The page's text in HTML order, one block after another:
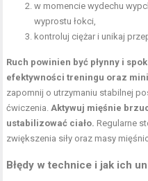
w momencie wydechu
wyprostu łokci,
kontroluj ciężar i unikaj
Ruch powinien być płynny i
efektywności treningu oraz
zapomnij o utrzymaniu stabilnej
ćwiczenia.Aktywuj mięśnie
ustabilizować ciało. Regularne
zwiększenia siły oraz masy
Błędy w technice i jak ich